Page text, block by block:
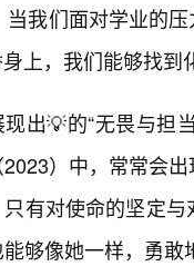
当我们面对学业的
上，我们能够找到
出💡的“无畏与担
）中，常常会
有对使命的坚定
够像她一样，勇